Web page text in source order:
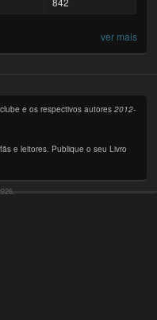
ver mais
e os respectivos autores2012-
e leitores. Publique o seu Livro